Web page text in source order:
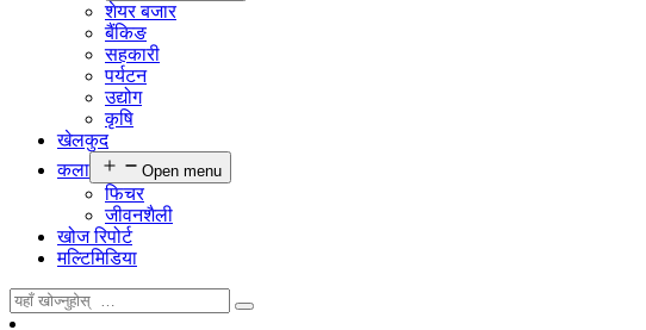
शेयर बजार
बैंकिङ
सहकारी
पर्यटन
उद्योग
कृषि
खेलकुद
कला
Open menu
फिचर
जीवनशैली
खोज रिपोर्ट
मल्टिमिडिया